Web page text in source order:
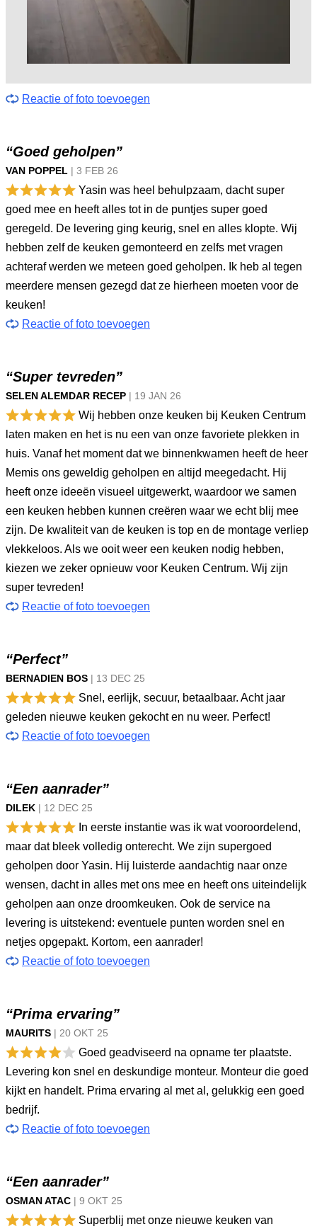
Reactie of foto toevoegen
“Goed geholpen”
VAN POPPEL | 3 FEB 26
Yasin was heel behulpzaam, dacht super
goed mee en heeft alles tot in de puntjes super goed
geregeld. De levering ging keurig, snel en alles klopte. Wij
hebben zelf de keuken gemonteerd en zelfs met vragen
achteraf werden we meteen goed geholpen. Ik heb al tegen
meerdere mensen gezegd dat ze hierheen moeten voor de
keuken!
Reactie of foto toevoegen
“Super tevreden”
SELEN ALEMDAR RECEP | 19 JAN 26
Wij hebben onze keuken bij Keuken Centrum
laten maken en het is nu een van onze favoriete plekken in
huis. Vanaf het moment dat we binnenkwamen heeft de heer
Memis ons geweldig geholpen en altijd meegedacht. Hij
heeft onze ideeën visueel uitgewerkt, waardoor we samen
een keuken hebben kunnen creëren waar we echt blij mee
zijn. De kwaliteit van de keuken is top en de montage verliep
vlekkeloos. Als we ooit weer een keuken nodig hebben,
kiezen we zeker opnieuw voor Keuken Centrum. Wij zijn
super tevreden!
Reactie of foto toevoegen
“Perfect”
BERNADIEN BOS | 13 DEC 25
Snel, eerlijk, secuur, betaalbaar. Acht jaar
geleden nieuwe keuken gekocht en nu weer. Perfect!
Reactie of foto toevoegen
“Een aanrader”
DILEK | 12 DEC 25
In eerste instantie was ik wat vooroordelend,
maar dat bleek volledig onterecht. We zijn supergoed
geholpen door Yasin. Hij luisterde aandachtig naar onze
wensen, dacht in alles met ons mee en heeft ons uiteindelijk
geholpen aan onze droomkeuken. Ook de service na
levering is uitstekend: eventuele punten worden snel en
netjes opgepakt. Kortom, een aanrader!
Reactie of foto toevoegen
“Prima ervaring”
MAURITS | 20 OKT 25
Goed geadviseerd na opname ter plaatste.
Levering kon snel en deskundige monteur. Monteur die goed
kijkt en handelt. Prima ervaring al met al, gelukkig een goed
bedrijf.
Reactie of foto toevoegen
“Een aanrader”
OSMAN ATAC | 9 OKT 25
Superblij met onze nieuwe keuken van